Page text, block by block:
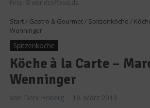
Foto: © worldsoffood.de
Start / Gastro & Gourmet / Spitzenköche /
Wenninger
Spitzenköche
Köche à la Carte –
Wenninger
Von Derk Hoberg 18. März 2013